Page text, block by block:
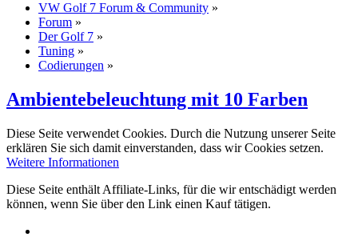
VW Golf 7 Forum & Community »
Forum »
Der Golf 7 »
Tuning »
Codierungen »
Ambientebeleuchtung mit 10 Farben
Diese Seite verwendet Cookies. Durch die Nutzung unserer Seite
erklären Sie sich damit einverstanden, dass wir Cookies setzen.
Weitere Informationen
Diese Seite enthält Affiliate-Links, für die wir entschädigt werden
können, wenn Sie über den Link einen Kauf tätigen.